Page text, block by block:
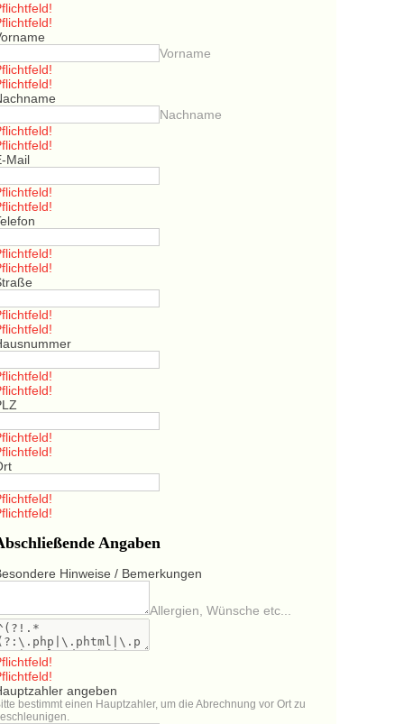
Vorname
Nachname
Mail
Angaben
Hinweise / Bemerkungen
Allergien, Wünsche etc...
angeben
bestimmt einen Hauptzahler, um die Abrechnung vor Ort zu